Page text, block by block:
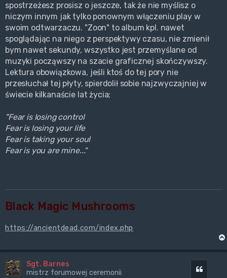
spostrzeżesz prosisz o jeszcze, tak że nie myślisz o
niczym innym jak tylko ponownym włączeniu play w
swoim odtwarzaczu. "Zoon" to album kpl. nawet
spoglądając na niego z perspektywy czasu, nie zmienił
bym nawet sekundy, wszystko jest przemyślane od
muzyki począwszy na szacie graficznej skończywszy.
Lektura obowiązkowa, jeśli ktoś do tej pory nie
przesłuchał tej płyty, spierdolił sobie najzwyczajniej w
świecie kilkanaście lat życia;
"Fear is losing control
Fear is losing your life
Fear is taking your soul
Fear is you are mine..."
Black Magic Mushrooms
https://ancientdead.com/index.php
Sgt. Barnes
mistrz forumowej ceremonii